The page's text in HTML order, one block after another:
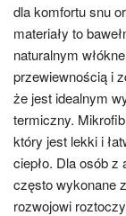
dla komfortu snu
materiały to
naturalnym
przewiewnością i
że jest idealnym
termiczny.
który jest lekki i
ciepło. Dla osób z
często wykonane
rozwojowi